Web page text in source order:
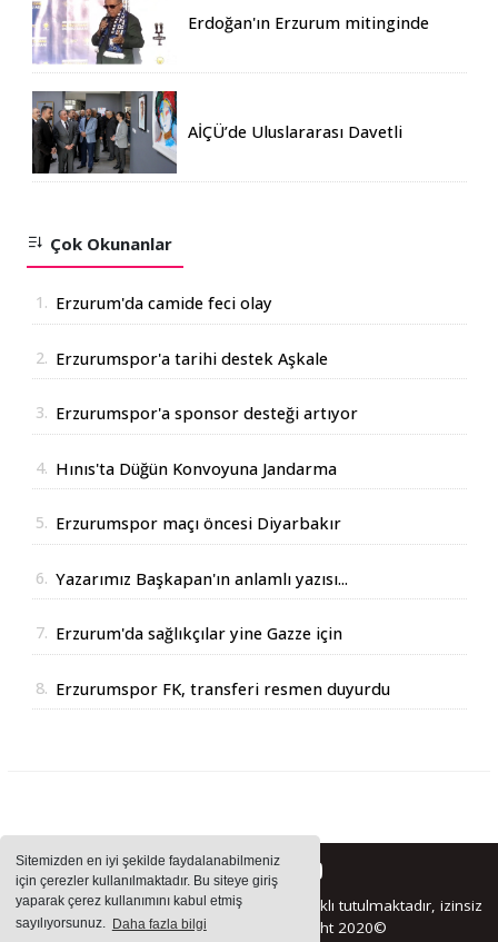
Sitemizden en iyi şekilde faydalanabilmeniz
için çerezler kullanılmaktadır. Bu siteye giriş
yaparak çerez kullanımını kabul etmiş
sayılıyorsunuz. Daha fazla bilgi
Erdoğan'ın Erzurum mitinginde
AİÇÜ’de Uluslararası Davetli
Çok Okunanlar
1. Erzurum'da camide feci olay
2. Erzurumspor'a tarihi destek Aşkale
3. Erzurumspor'a sponsor desteği artıyor
4. Hınıs'ta Düğün Konvoyuna Jandarma
5. Erzurumspor maçı öncesi Diyarbakır
6. Yazarımız Başkapan'ın anlamlı yazısı...
7. Erzurum'da sağlıkçılar yine Gazze için
8. Erzurumspor FK, transferi resmen duyurdu
Sitemizde bulunan içeriklerin tüm hakları saklı tutulmaktadır, izinsiz
içerikler kullanılamaz. Copyright 2020©